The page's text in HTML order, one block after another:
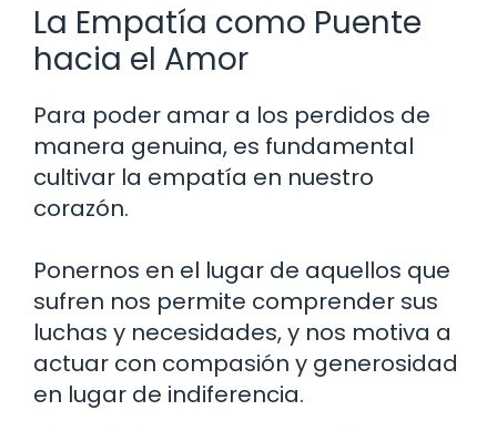
La Empatía como Puente
hacia el Amor
Para poder amar a los perdidos de
manera genuina, es fundamental
cultivar la empatía en nuestro
corazón.
Ponernos en el lugar de aquellos que
sufren nos permite comprender sus
luchas y necesidades, y nos motiva a
actuar con compasión y generosidad
en lugar de indiferencia.